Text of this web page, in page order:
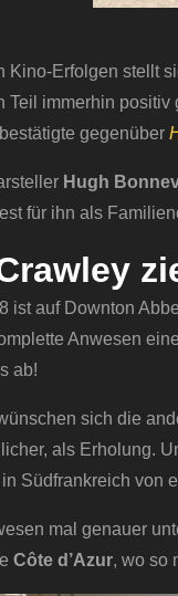
Kino-Erfolgen stellt
Teil immerhin
bestätigte gegenüber
Hugh
für ihn als
ist auf Downton
Anwesen
ab!
sich die
als Erholung.
Südfrankreich von
mal genauer
Côte d’Azur, wo so